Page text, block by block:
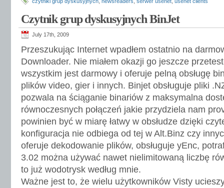
Czytnik grup dyskusyjnych BinJet
July 17th, 2009
Przeszukując Internet wpadłem ostatnio na
Downloader. Nie miałem okazji go jeszcze
wszystkim jest darmowy i oferuje pelną obsługę
plików video, gier i innych. Binjet obsługuje pliki
pozwala na ściąganie binariów z maksymalna
równoczesnych połączeń jakie przydziela nam
powinien być w miarę łatwy w obsłudze dzięki
konfiguracja nie odbiega od tej w Alt.Binz czy
oferuje dekodowanie plików, obsługuje yEnc,
3.02 można używać nawet nielimitowaną liczbę
to już wodotrysk według mnie.
Ważne jest to, że wielu użytkowników Visty